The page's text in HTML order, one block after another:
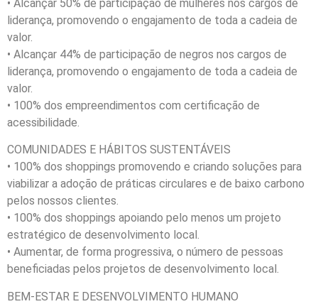
• Alcançar 50% de participação de mulheres nos cargos de
liderança, promovendo o engajamento de toda a cadeia de
valor.
• Alcançar 44% de participação de negros nos cargos de
liderança, promovendo o engajamento de toda a cadeia de
valor.
• 100% dos empreendimentos com certificação de
acessibilidade.
COMUNIDADES E HÁBITOS SUSTENTÁVEIS
• 100% dos shoppings promovendo e criando soluções para
viabilizar a adoção de práticas circulares e de baixo carbono
pelos nossos clientes.
• 100% dos shoppings apoiando pelo menos um projeto
estratégico de desenvolvimento local.
• Aumentar, de forma progressiva, o número de pessoas
beneficiadas pelos projetos de desenvolvimento local.
BEM-ESTAR E DESENVOLVIMENTO HUMANO